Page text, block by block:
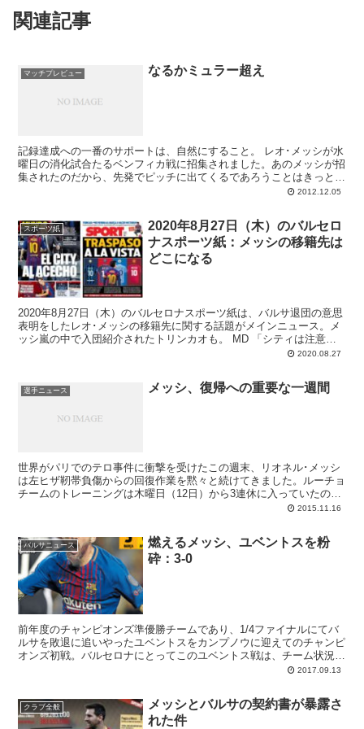
関連記事
マッチプレビュー なるかミュラー超え
記録達成への一番のサポートは、自然にすること。 レオ･メッシが水
曜日の消化試合たるベンフィカ戦に招集されました。あのメッシが招
集されたのだから、先発でピッチに出てくるであろうことはきっと間
2012.12.05
スポーツ紙
2020年8月27日（木）のバルセロ
ナスポーツ紙：メッシの移籍先は
どこになる
2020年8月27日（木）のバルセロナスポーツ紙は、バルサ退団の意思
表明をしたレオ･メッシの移籍先に関する話題がメインニュース。メ
ッシ嵐の中で入団紹介されたトリンカオも。 MD 「シティは注意深
2020.08.27
選手ニュース メッシ、復帰への重要な一週間
世界がパリでのテロ事件に衝撃を受けたこの週末、リオネル･メッシ
は左ヒザ靭帯負傷からの回復作業を黙々と続けてきました。ルーチョ
チームのトレーニングは木曜日（12日）から3連休に入っていたの
で、メッシはフィリアル（Bチーム）のセッションに参加してのリハ
こと自体が非常に珍しいケースですし、しかもそれが世界最高選手と
なれば、カンテラーノの若者たちにとっても刺激となったことでしょ
う。残念ながらバルサBは日曜日のリーグ戦にまたもや敗れ（0-
1）、降格圏に入ってしまったのですが（涙）。
2015.11.16
バルサニュース
燃えるメッシ、ユベントスを粉
砕：3-0
前年度のチャンピオンズ準優勝チームであり、1/4ファイナルにてバ
ルサを敗退に追いやったユベントスをカンプノウに迎えてのチャンピ
オンズ初戦。バルセロナにとってこのユベントス戦は、チーム状況を
2017.09.13
クラブ全般
メッシとバルサの契約書が暴露さ
れた件